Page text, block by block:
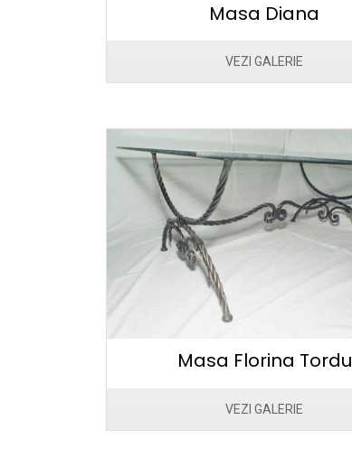
Masa Diana
VEZI GALERIE
Masa Florina Tordu
VEZI GALERIE